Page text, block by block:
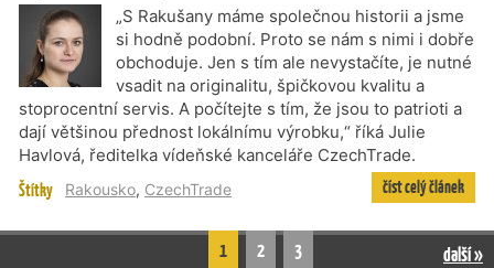
„S Rakušany máme společnou historii a jsme
si hodně podobní. Proto se nám s nimi i dobře
obchoduje. Jen s tím ale nevystačíte, je nutné
vsadit na originalitu, špičkovou kvalitu a
stoprocentní servis. A počítejte s tím, že jsou to patrioti a
dají většinou přednost lokálnímu výrobku,“ říká Julie
Havlová, ředitelka vídeňské kanceláře CzechTrade.
Štítky Rakousko, CzechTrade číst celý článek
1 2 3 další »